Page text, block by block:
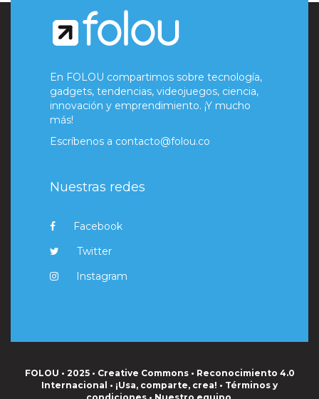
En FOLOU compartimos sobre tecnología,
gadgets, tendencias, videojuegos, ciencia,
innovación y emprendimiento. ¡Y mucho
más!
Escríbenos a contacto@folou.co
Nuestras redes
Facebook
Twitter
Instagram
FOLOU • 2025 • Creative Commons • Reconocimiento 4.0
Internacional • ¡Usa, comparte, crea! • Términos y